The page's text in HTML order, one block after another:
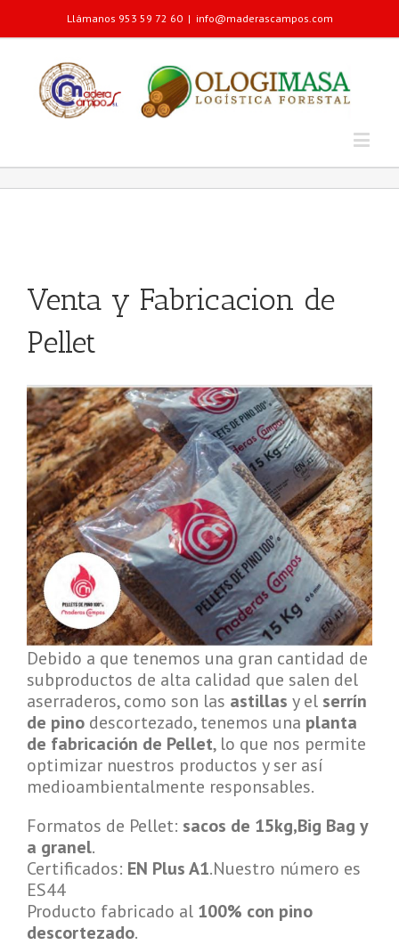
Llámanos 953 59 72 60 | info@maderascampos.com
Venta y Fabricacion de
Pellet
Debido a que tenemos una gran cantidad de
subproductos de alta calidad que salen del
aserraderos, como son las astillas y el serrín
de pino descortezado, tenemos una planta
de fabricación de Pellet, lo que nos permite
optimizar nuestros productos y ser así
medioambientalmente responsables.
Formatos de Pellet: sacos de 15kg,Big Bag y
a granel.
Certificados: EN Plus A1.Nuestro número es
ES44
Producto fabricado al 100% con pino
descortezado.